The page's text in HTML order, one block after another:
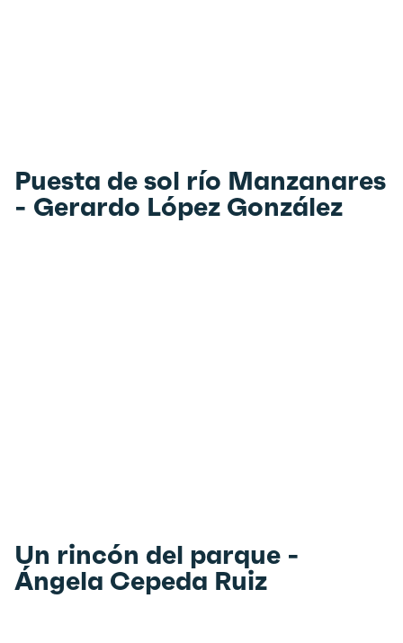
Puesta de sol río Manzanares
- Gerardo López González
Un rincón del parque -
Ángela Cepeda Ruiz